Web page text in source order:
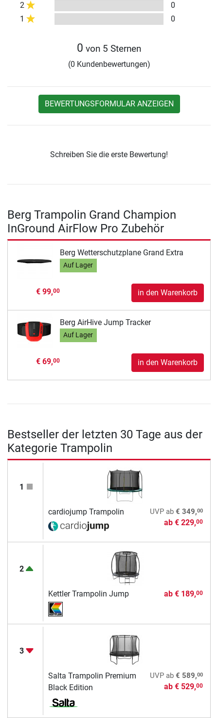
2
0
1
0
0 von 5 Sternen
(0 Kundenbewertungen)
BEWERTUNGSFORMULAR ANZEIGEN
Schreiben Sie die erste Bewertung!
Berg Trampolin Grand Champion
InGround AirFlow Pro Zubehör
Berg Wetterschutzplane Grand Extra
Auf Lager
€ 99,00 in den Warenkorb
Berg AirHive Jump Tracker
Auf Lager
€ 69,00 in den Warenkorb
Bestseller der letzten 30 Tage aus der
Kategorie Trampolin
1
cardiojump Trampolin UVPab € 349,00
ab € 229,00
2
Kettler Trampolin Jump ab € 189,00
3
Salta Trampolin Premium
Black Edition
UVPab € 589,00
ab € 529,00